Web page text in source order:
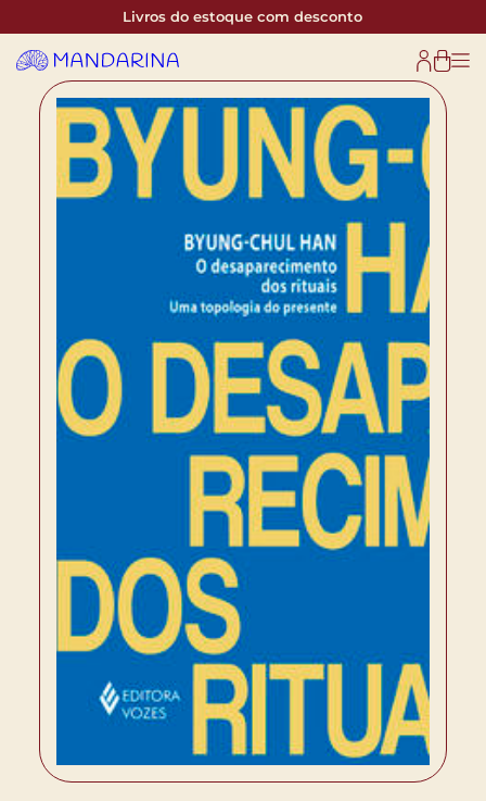
Livros do estoque com desconto